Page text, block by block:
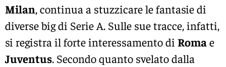
Milan, continua a stuzzicare le fantasie di
diverse big di Serie A. Sulle sue tracce, infatti,
si registra il forte interessamento di Romae
Juventus. Secondo quanto svelato dalla